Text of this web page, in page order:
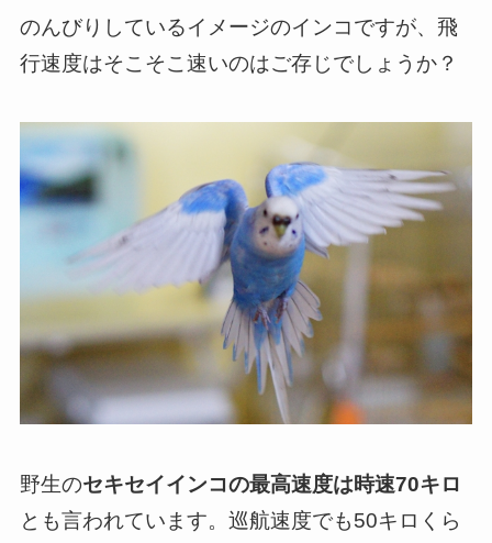
のんびりしているイメージのインコですが、飛
行速度はそこそこ速いのはご存じでしょうか？
野生のセキセイインコの最高速度は時速70キロ
とも言われています。巡航速度でも50キロくら